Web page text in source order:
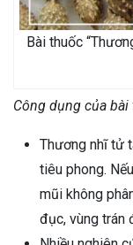
Bài thuốc
Công dụng của
Thương nhĩ tử
tiêu phong.
mũi không
đục, vùng trán